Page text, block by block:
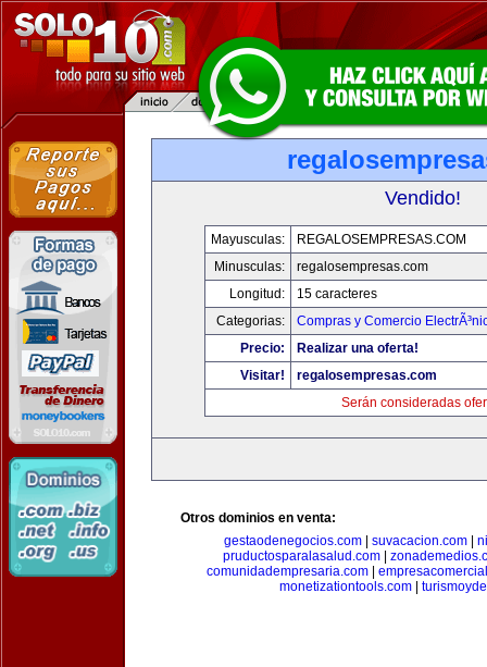
Vendido!
Mayusculas:
REGALOSEMPRESAS.COM
Minusculas:
regalosempresas.com
Longitud:
15 caracteres
Categorias:
Compras y Comercio
Precio:
Realizar una oferta!
Visitar!
regalosempresas.com
Serán consideradas
Otros dominios en venta:
gestaodenegocios.com| suvacacion.com|
pruductosparalasalud.com|
comunidadempresaria.com
monetizationtools.com